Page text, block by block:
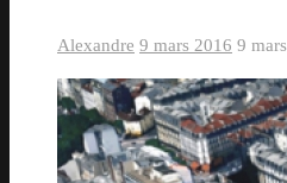
Alexandre 9 mars 2016 9